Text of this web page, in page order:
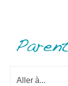
Aller à...